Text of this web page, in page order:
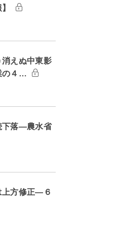
えぬ中東影
の４…
下落―農水省
上方修正―６